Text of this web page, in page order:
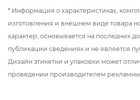
высококачественных материалов
Прочный пластик.
Габариты: 10,2х8,7х2,4 см
* Информация о характеристиках,
изготовления и внешнем виде товара
характер, основывается на последних
публикации сведениях и не является
Дизайн этикетки и упаковки может
проведении производителем